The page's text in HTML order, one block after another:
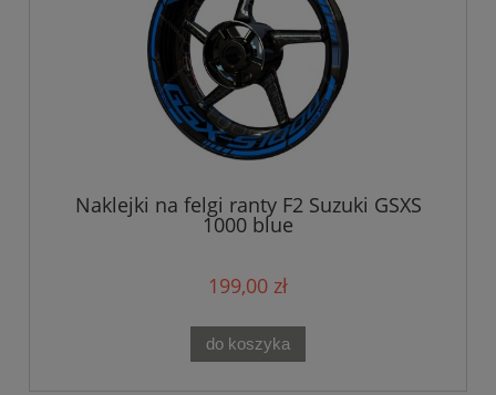
Naklejki na felgi ranty F2 Suzuki GSXS
1000 blue
199,00 zł
do koszyka